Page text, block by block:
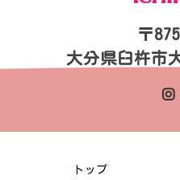
〒
大分県臼杵市
トップ